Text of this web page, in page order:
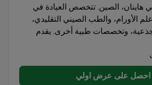
هاينان، الصين. تتخصص العيادة في
الأورام، والطب الصيني التقليدي،
الجذعية، وتخصصات طبية أخرى. يقدم
والأطفال على حد سواء. يتلقى
من 20,000 مريض العلاج في المركز كل عام. ترحب
وخاصة من أوروبا ودول
وآسيا.
احصل على عرض اولي